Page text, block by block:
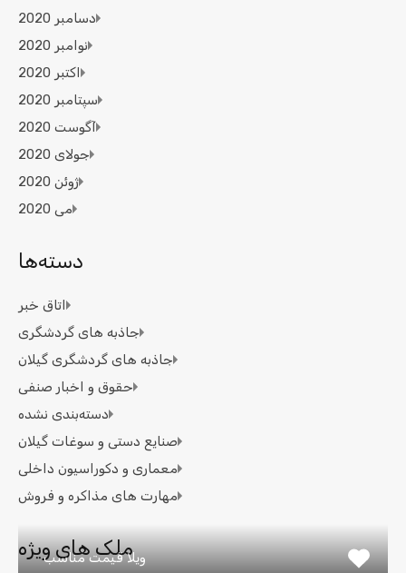
دسامبر 2020
نوامبر 2020
اکتبر 2020
سپتامبر 2020
آگوست 2020
جولای 2020
ژوئن 2020
می 2020
دسته‌ها
اتاق خبر
جاذبه های گردشگری
جاذبه های گردشگری گیلان
حقوق و اخبار صنفی
دسته‌بندی نشده
صنایع دستی و سوغات گیلان
معماری و دکوراسیون داخلی
مهارت های مذاکره و فروش
ملک های ویژه
ویلا قیمت مناسب